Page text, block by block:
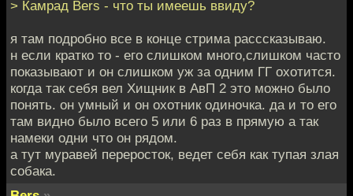
> Камрад Bers - что ты имеешь ввиду?
я там подробно все в конце стрима расссказываю.
н если кратко то - его слишком много,слишком часто
показывают и он слишком уж за одним ГГ охотится.
когда так себя вел Хищник в АвП 2 это можно было
понять. он умный и он охотник одиночка. да и то его
там видно было всего 5 или 6 раз в прямую а так
намеки одни что он рядом.
а тут муравей переросток, ведет себя как тупая злая
собака.